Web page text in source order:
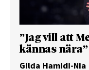
”Jag vill att
kännas nära”
Gilda Hamidi-Nia